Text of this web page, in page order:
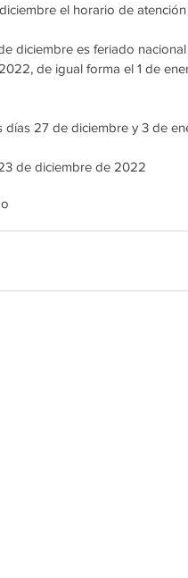
el horario de
diciembre es feriado
de igual forma el 1 de
días 27 de diciembre y 3 de
de diciembre de 2022